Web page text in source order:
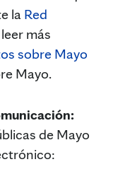
la Red
más
sobre Mayo
Mayo.
de Mayo